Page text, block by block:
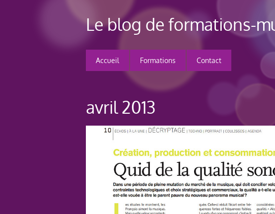
Le blog de formations-
Accueil Formations Contact
avril 2013